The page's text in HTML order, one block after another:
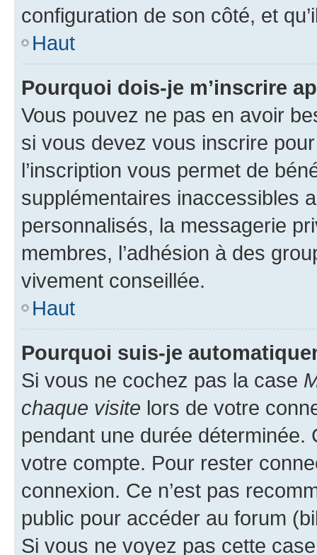
configuration de son côté, et
Haut
Pourquoi dois-je m’inscrire
Vous pouvez ne pas en avoir
si vous devez vous inscrire
l’inscription vous permet de
supplémentaires inaccessibles
personnalisés, la messagerie
membres, l’adhésion à des
vivement conseillée.
Haut
Pourquoi suis-je
Si vous ne cochez pas la case
chaque visite lors de votre
pendant une durée déterminée.
votre compte. Pour rester
connexion. Ce n’est pas
public pour accéder au forum
Si vous ne voyez pas cette